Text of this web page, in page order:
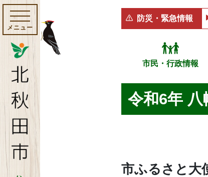
メニュー
防災・緊急情報
市民・行政情報
令和6年 八
市ふるさと大